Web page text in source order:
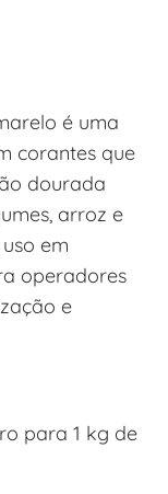
é uma
corantes que
dourada
arroz e
em
operadores
e
para 1 kg de